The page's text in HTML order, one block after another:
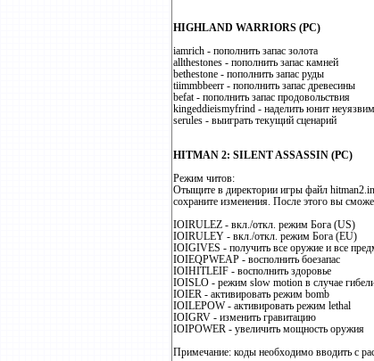
HIGHLAND WARRIORS (PC)
iamrich - пополнить запас золота
allthestones - пополнить запас камней
bethestone - пополнить запас руды
tiimmbbeerr - пополнить запас древесины
befat - пополнить запас продовольствия
kingeddieismyfrind - наделить юнит
serules - выиграть текущий сценарий
HITMAN 2: SILENT ASSASSIN (PC)
Режим читов:
Отыщите в директории игры файл
сохраните изменения. После этого вы
IOIRULEZ - вкл./откл. режим Бога (US)
IOIRULEY - вкл./откл. режим Бога (EU)
IOIGIVES - получить все оружие и все
IOIEQPWEAP - восполнить боезапас
IOIHITLEIF - восполнить здоровье
IOISLO - режим slow motion в случае
IOIER - активировать режим bomb
IOILEPOW - активировать режим lethal
IOIGRV - изменить гравитацию
IOIPOWER - увеличить мощность оружия
Примечание: коды необходимо вводить с